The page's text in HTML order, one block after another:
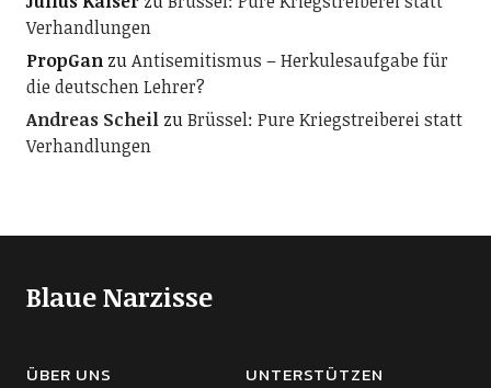
Verhandlungen
PropGanzuAntisemitismus – Herkulesaufgabe für
die deutschen Lehrer?
Andreas ScheilzuBrüssel: Pure Kriegstreiberei statt
Verhandlungen
Blaue Narzisse
ÜBER UNS UNTERSTÜTZEN